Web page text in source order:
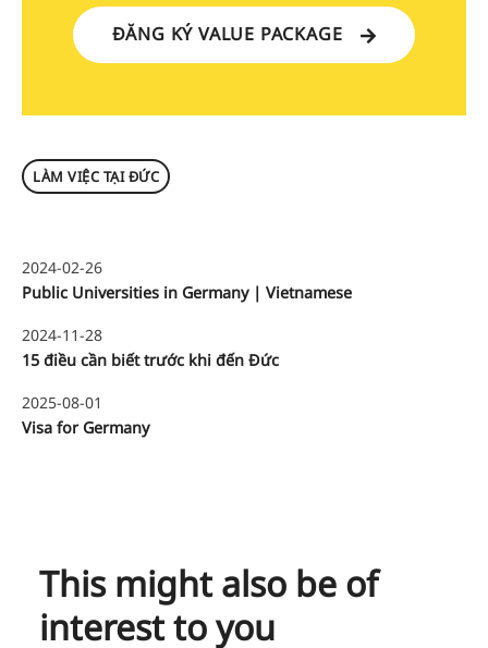
ĐĂNG KÝ VALUE PACKAGE
LÀM VIỆC TẠI ĐỨC
2024-02-26
Public Universities in Germany | Vietnamese
2024-11-28
15 điều cần biết trước khi đến Đức
2025-08-01
Visa for Germany
This might also be of
interest to you